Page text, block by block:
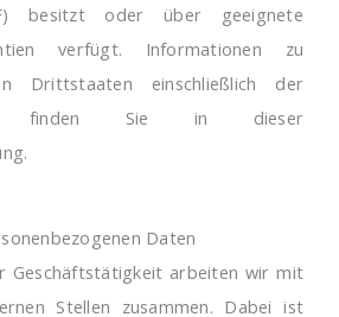
besitzt oder über geeignete
verfügt. Informationen zu
Drittstaaten einschließlich der
finden Sie in dieser
Daten
Geschäftstätigkeit arbeiten wir mit
Stellen zusammen. Dabei ist